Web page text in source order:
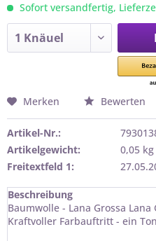
Sofort versandfertig,
Merken Bewerten
Artikel-Nr.:
Artikelgewicht:
0,05 kg
Freitextfeld 1:
Beschreibung
Baumwolle - Lana Grossa
Kraftvoller Farbauftritt - ein